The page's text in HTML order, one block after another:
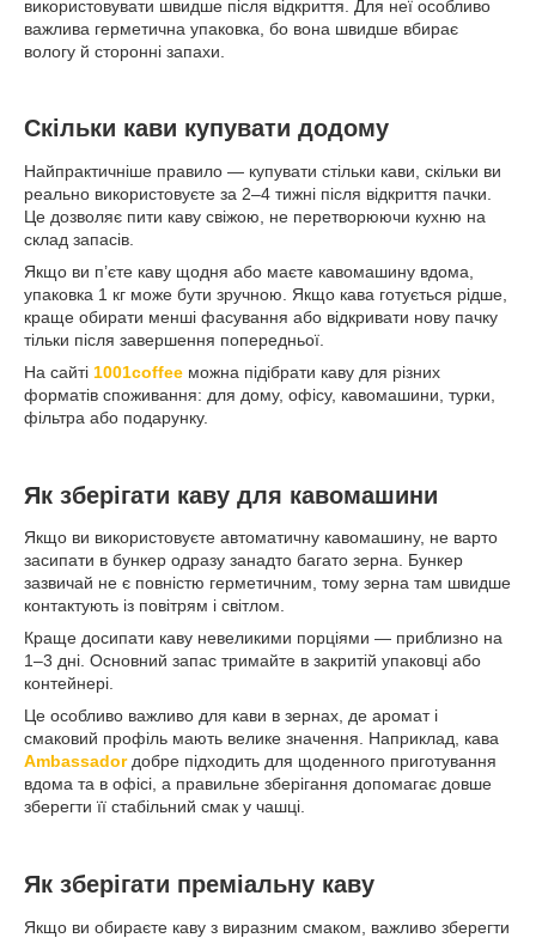
використовувати швидше після відкриття. Для неї особливо
важлива герметична упаковка, бо вона швидше вбирає
вологу й сторонні запахи.
Скільки кави купувати додому
Найпрактичніше правило — купувати стільки кави, скільки ви
реально використовуєте за 2–4 тижні після відкриття пачки.
Це дозволяє пити каву свіжою, не перетворюючи кухню на
склад запасів.
Якщо ви п’єте каву щодня або маєте кавомашину вдома,
упаковка 1 кг може бути зручною. Якщо кава готується рідше,
краще обирати менші фасування або відкривати нову пачку
тільки після завершення попередньої.
На сайті 1001coffee можна підібрати каву для різних
форматів споживання: для дому, офісу, кавомашини, турки,
фільтра або подарунку.
Як зберігати каву для кавомашини
Якщо ви використовуєте автоматичну кавомашину, не варто
засипати в бункер одразу занадто багато зерна. Бункер
зазвичай не є повністю герметичним, тому зерна там швидше
контактують із повітрям і світлом.
Краще досипати каву невеликими порціями — приблизно на
1–3 дні. Основний запас тримайте в закритій упаковці або
контейнері.
Це особливо важливо для кави в зернах, де аромат і
смаковий профіль мають велике значення. Наприклад, кава
Ambassadorдобре підходить для щоденного приготування
вдома та в офісі, а правильне зберігання допомагає довше
зберегти її стабільний смак у чашці.
Як зберігати преміальну каву
Якщо ви обираєте каву з виразним смаком, важливо зберегти